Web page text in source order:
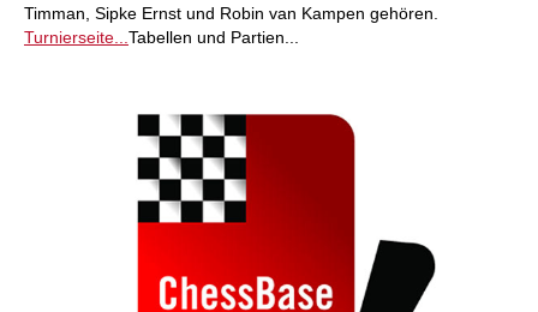
Timman, Sipke Ernst und Robin van Kampen gehören.
Turnierseite... Tabellen und Partien...